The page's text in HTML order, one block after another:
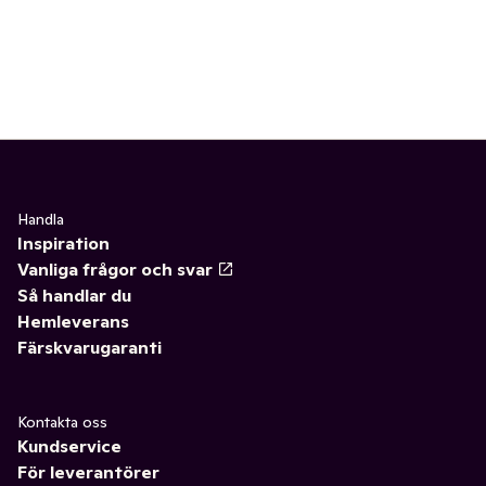
Handla
Inspiration
Vanliga frågor och svar
Så handlar du
Hemleverans
Färskvarugaranti
Kontakta oss
Kundservice
För leverantörer